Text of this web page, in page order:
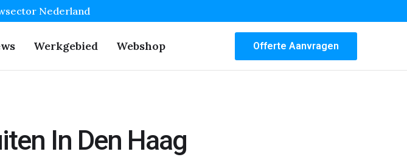
Nederland
Werkgebied Webshop Offerte Aanvragen
In Den Haag